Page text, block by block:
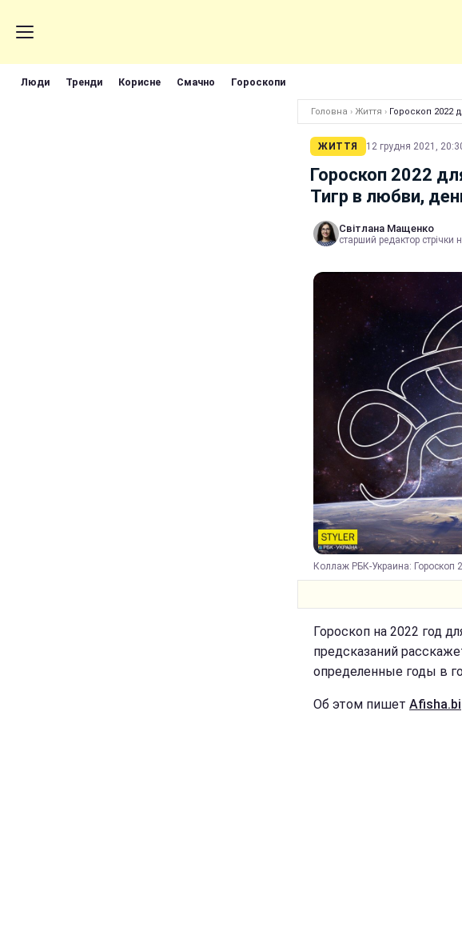
Люди Тренди Корисне Смачно Гороскопи
Головна › Життя › Гороскоп 2022
ЖИТТЯ 12 грудня 2021,
Гороскоп 2022
Тигр в любви,
Світлана Мащенко
старший редактор стрічки
Коллаж РБК-Украина: Гороскоп
Гороскоп на 2022 год
предсказаний
определенные годы в
Об этом пишет